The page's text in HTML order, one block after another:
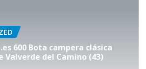
600 Bota campera clásica
Valverde del Camino (43)